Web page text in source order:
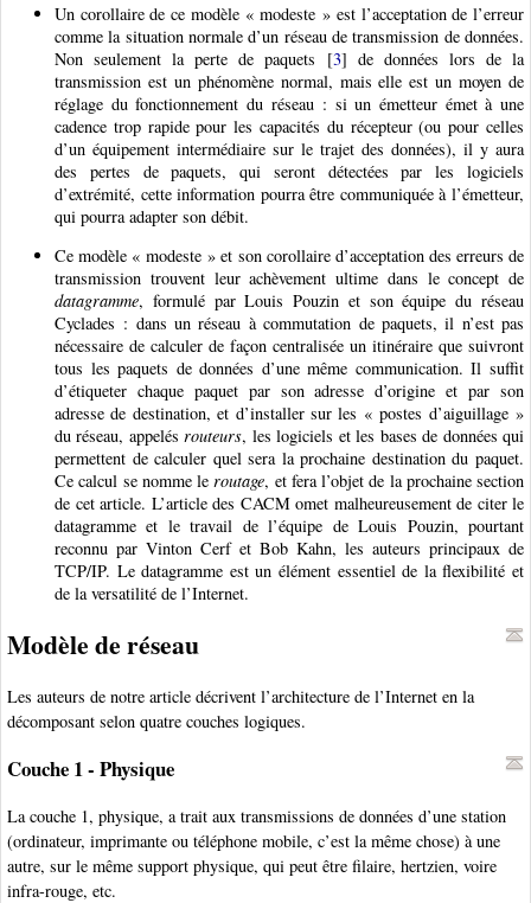
Un corollaire de ce modèle « modeste » est l’acceptation de l’erreur
comme la situation normale d’un réseau de transmission de données.
Non seulement la perte de paquets [3] de données lors de la
transmission est un phénomène normal, mais elle est un moyen de
réglage du fonctionnement du réseau : si un émetteur émet à une
cadence trop rapide pour les capacités du récepteur (ou pour celles
d’un équipement intermédiaire sur le trajet des données), il y aura
des pertes de paquets, qui seront détectées par les logiciels
d’extrémité, cette information pourra être communiquée à l’émetteur,
qui pourra adapter son débit.
Ce modèle « modeste » et son corollaire d’acceptation des erreurs de
transmission trouvent leur achèvement ultime dans le concept de
datagramme, formulé par Louis Pouzin et son équipe du réseau
Cyclades : dans un réseau à commutation de paquets, il n’est pas
nécessaire de calculer de façon centralisée un itinéraire que suivront
tous les paquets de données d’une même communication. Il suffit
d’étiqueter chaque paquet par son adresse d’origine et par son
adresse de destination, et d’installer sur les « postes d’aiguillage »
du réseau, appelésrouteurs, les logiciels et les bases de données qui
permettent de calculer quel sera la prochaine destination du paquet.
Ce calcul se nomme leroutage, et fera l’objet de la prochaine section
de cet article. L’article des CACM omet malheureusement de citer le
datagramme et le travail de l’équipe de Louis Pouzin, pourtant
reconnu par Vinton Cerf et Bob Kahn, les auteurs principaux de
TCP/IP. Le datagramme est un élément essentiel de la flexibilité et
de la versatilité de l’Internet.
Modèle de réseau
Les auteurs de notre article décrivent l’architecture de l’Internet en la
décomposant selon quatre couches logiques.
Couche 1 - Physique
La couche 1, physique, a trait aux transmissions de données d’une station
(ordinateur, imprimante ou téléphone mobile, c’est la même chose) à une
autre, sur le même support physique, qui peut être filaire, hertzien, voire
infra-rouge, etc.